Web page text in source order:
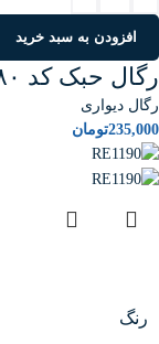
افزودن به سبد خرید
رگال حبک کد RE۱۱۸۰
رگال دیواری
235,000تومان
رنگ